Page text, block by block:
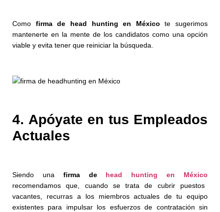
Como firma de head hunting en Méxicote sugerimos
mantenerte en la mente de los candidatos como una opción
viable y evita tener que reiniciar la búsqueda.
4. Apóyate en tus Empleados
Actuales
Siendo una firma de head hunting en México
recomendamos que,
cuando se trata de cubrir puestos
vacantes, recurras a los miembros actuales de tu equipo
existentes para impulsar los esfuerzos de contratación sin